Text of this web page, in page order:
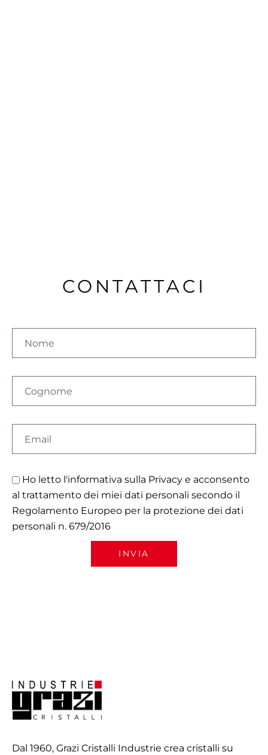
CONTATTACI
Ho letto l'informativa sulla Privacy e acconsento
al trattamento dei miei dati personali secondo il
Regolamento Europeo per la protezione dei dati
personali n. 679/2016
INVIA
Dal 1960, Grazi Cristalli Industrie crea cristalli su